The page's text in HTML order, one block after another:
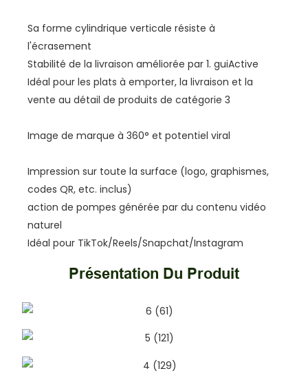
Sa forme cylindrique verticale résiste à
l'écrasement
Stabilité de la livraison améliorée par 1. guiActive
Idéal pour les plats à emporter, la livraison et la
vente au détail de produits de catégorie 3
Image de marque à 360° et potentiel viral
Impression sur toute la surface (logo, graphismes,
codes QR, etc. inclus)
action de pompes générée par du contenu vidéo
naturel
Idéal pour TikTok/Reels/Snapchat/Instagram
Présentation Du Produit